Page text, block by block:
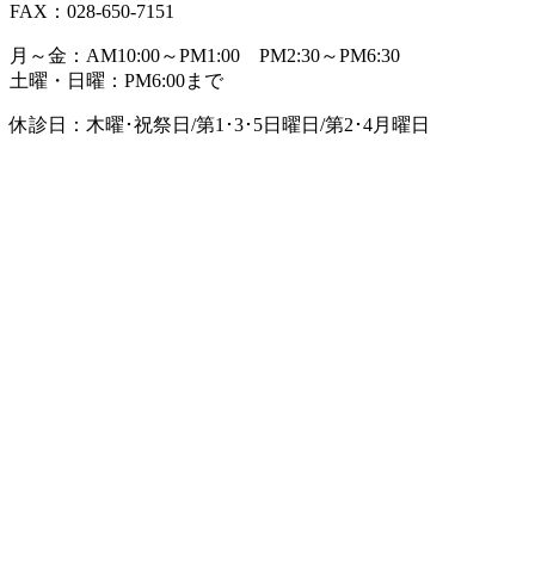
FAX：028-650-7151
月～金：AM10:00～PM1:00 PM2:30～PM6:30
土曜・日曜：PM6:00まで
休診日：木曜･祝祭日/第1･3･5日曜日/第2･4月曜日